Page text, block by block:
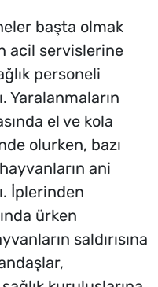
başta olmak
acil servislerine
personeli
Yaralanmaların
el ve kola
olurken, bazı
ani
İplerinden
ürken
saldırısına